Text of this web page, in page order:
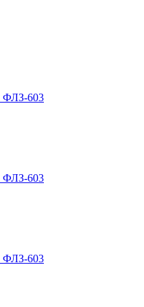
ФЛЗ-603
ФЛЗ-603
ФЛЗ-603